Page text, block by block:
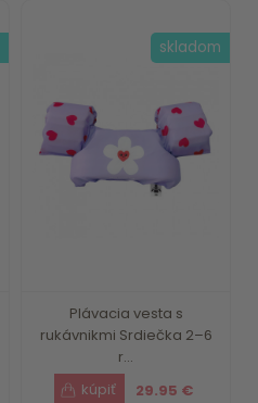
Plávacia vesta s
rukávnikmi Srdiečka 2–6
r...
29.95 €
skladom